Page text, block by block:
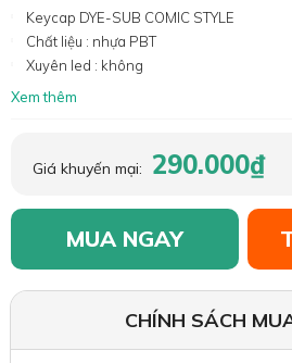
Keycap DYE-SUB COMIC STYLE
Chất liệu : nhựa PBT
Xuyên led : không
Xem thêm
Giá khuyến mại: 290.000₫
MUA NGAY
CHÍNH SÁCH